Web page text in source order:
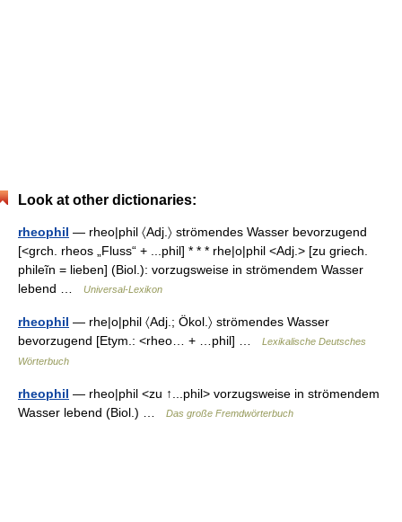
Look at other dictionaries:
rheophil — rheo|phil 〈Adj.〉 strömendes Wasser bevorzugend
[<grch. rheos „Fluss“ + ...phil] * * * rhe|o|phil <Adj.> [zu griech.
phileĩn = lieben] (Biol.): vorzugsweise in strömendem Wasser
lebend …
Universal-Lexikon
rheophil — rhe|o|phil 〈Adj.; Ökol.〉 strömendes Wasser
bevorzugend [Etym.: <rheo… + …phil] …
Lexikalische Deutsches
Wörterbuch
rheophil — rheo|phil <zu ↑...phil> vorzugsweise in strömendem
Wasser lebend (Biol.) …
Das große Fremdwörterbuch